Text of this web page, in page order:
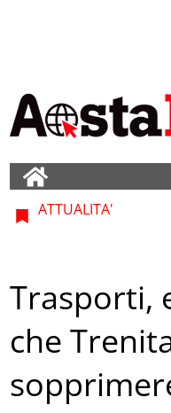
ATTUALITA'
Trasporti,
che